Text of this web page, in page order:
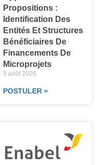
Propositions :
Identification Des
Entités Et Structures
Bénéficiaires De
Financements De
Microprojets
5 août 2026
POSTULER »